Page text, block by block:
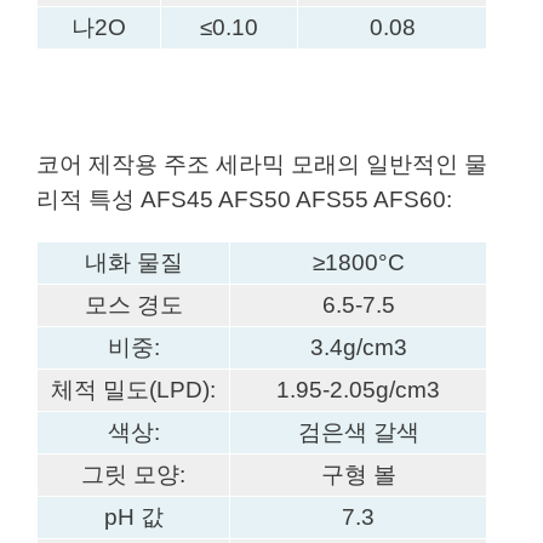
나2O ≤0.10 0.08
코어 제작용 주조 세라믹 모래의 일반적인 물
리적 특성 AFS45 AFS50 AFS55 AFS60:
내화 물질
≥1800°C
모스 경도
6.5-7.5
비중:
3.4g/cm3
체적 밀도(LPD):
1.95-2.05g/cm3
색상:
검은색 갈색
그릿 모양:
구형 볼
pH 값
7.3